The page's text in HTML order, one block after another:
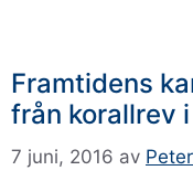
Framtidens
från korallrev
7 juni, 2016 av